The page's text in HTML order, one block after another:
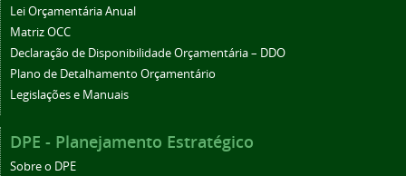
Lei Orçamentária Anual
Matriz OCC
Declaração de Disponibilidade Orçamentária – DDO
Plano de Detalhamento Orçamentário
Legislações e Manuais
DPE - Planejamento Estratégico
Sobre o DPE